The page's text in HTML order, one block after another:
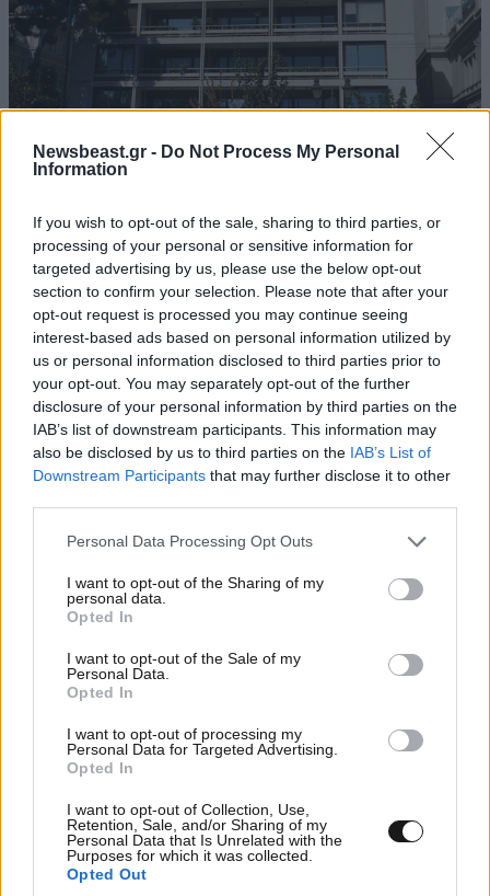
Newsbeast.gr - Do Not Process My Personal
Information
If you wish to opt-out of the sale, sharing to third parties, or
processing of your personal or sensitive information for
targeted advertising by us, please use the below opt-out
section to confirm your selection. Please note that after your
opt-out request is processed you may continue seeing
interest-based ads based on personal information utilized by
us or personal information disclosed to third parties prior to
your opt-out. You may separately opt-out of the further
disclosure of your personal information by third parties on the
IAB’s list of downstream participants. This information may
also be disclosed by us to third parties on the IAB’s List of
Downstream Participants that may further disclose it to other
Please note that this website/app uses one or more Google
not limited to your visit or usage behaviour. You may click to
grant or deny consent to Google and its third-party tags to
use your data for below specified purposes in below Google
consent section.
Personal Data Processing Opt Outs
I want to opt-out of the Sharing of my
personal data.
Opted In
I want to opt-out of the Sale of my
Personal Data.
Opted In
I want to opt-out of processing my
Personal Data for Targeted Advertising.
Opted In
I want to opt-out of Collection, Use,
Retention, Sale, and/or Sharing of my
Personal Data that Is Unrelated with the
Purposes for which it was collected.
Opted Out
για τις καθυστερήσεις στη «Γραμμή
Ενημέρωσης Επενδυτή»
Φωτιά στη Δυτική Αττική: Όλα τα μέτρα για
τους πυρόπληκτους – Ποιοι δικαιούνται την
προσωρινή οικονομική ανάσα